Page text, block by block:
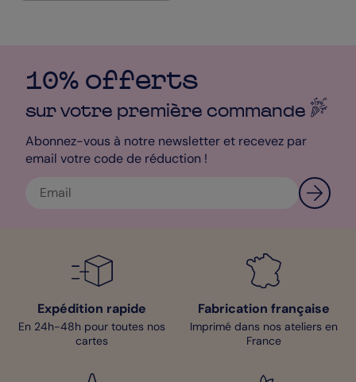
10% offerts
sur votre première commande
Abonnez-vous à notre newsletter et recevez par
email votre code de réduction !
Expédition rapide
En 24h-48h pour toutes nos
cartes
Fabrication française
Imprimé dans nos ateliers en
France